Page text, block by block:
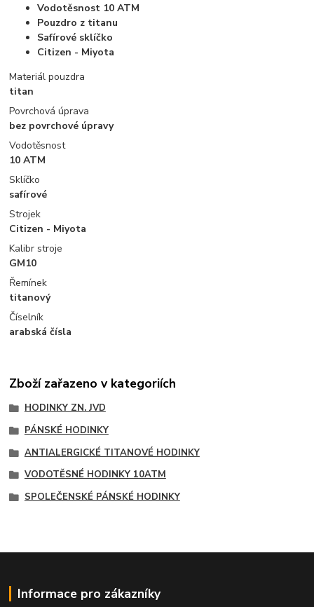
Vodotěsnost 10 ATM
Pouzdro z titanu
Safírové sklíčko
Citizen - Miyota
Materiál pouzdra
titan
Povrchová úprava
bez povrchové úpravy
Vodotěsnost
10 ATM
Sklíčko
safírové
Strojek
Citizen - Miyota
Kalibr stroje
GM10
Řemínek
titanový
Číselník
arabská čísla
Zboží zařazeno v kategoriích
HODINKY ZN. JVD
PÁNSKÉ HODINKY
ANTIALERGICKÉ TITANOVÉ HODINKY
VODOTĚSNÉ HODINKY 10ATM
SPOLEČENSKÉ PÁNSKÉ HODINKY
Informace pro zákazníky